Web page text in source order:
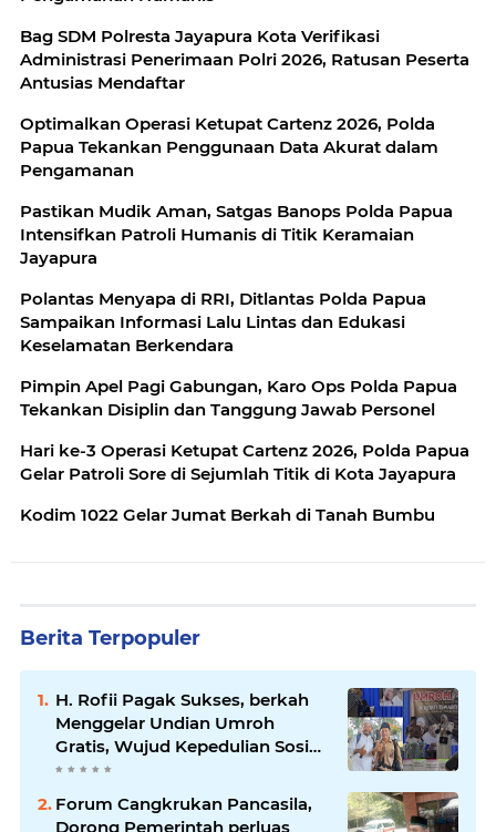
Bag SDM Polresta Jayapura Kota Verifikasi
Administrasi Penerimaan Polri 2026, Ratusan Peserta
Antusias Mendaftar
Optimalkan Operasi Ketupat Cartenz 2026, Polda
Papua Tekankan Penggunaan Data Akurat dalam
Pengamanan
Pastikan Mudik Aman, Satgas Banops Polda Papua
Intensifkan Patroli Humanis di Titik Keramaian
Jayapura
Polantas Menyapa di RRI, Ditlantas Polda Papua
Sampaikan Informasi Lalu Lintas dan Edukasi
Keselamatan Berkendara
Pimpin Apel Pagi Gabungan, Karo Ops Polda Papua
Tekankan Disiplin dan Tanggung Jawab Personel
Hari ke-3 Operasi Ketupat Cartenz 2026, Polda Papua
Gelar Patroli Sore di Sejumlah Titik di Kota Jayapura
Kodim 1022 Gelar Jumat Berkah di Tanah Bumbu
Berita Terpopuler
H. Rofii Pagak Sukses, berkah
Menggelar Undian Umroh
Gratis, Wujud Kepedulian Sosial
berbagi.
Forum Cangkrukan Pancasila,
Dorong Pemerintah perluas